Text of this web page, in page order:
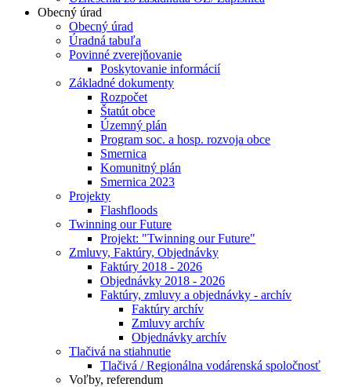
Obecný úrad
Obecný úrad
Úradná tabuľa
Povinné zverejňovanie
Poskytovanie informácií
Základné dokumenty
Rozpočet
Štatút obce
Územný plán
Program soc. a hosp. rozvoja obce
Smernica
Komunitný plán
Smernica 2023
Projekty
Flashfloods
Twinning our Future
Projekt: "Twinning our Future"
Zmluvy, Faktúry, Objednávky
Faktúry 2018 - 2026
Objednávky 2018 - 2026
Faktúry, zmluvy a objednávky - archív
Faktúry archív
Zmluvy archív
Objednávky archív
Tlačivá na stiahnutie
Tlačivá / Regionálna vodárenská spoločnosť
Voľby, referendum